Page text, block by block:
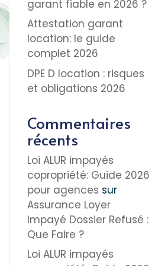
garant fiable en 2026 ?
Attestation garant
location: le guide
complet 2026
DPE D location : risques
et obligations 2026
Commentaires
récents
Loi ALUR impayés
copropriété: Guide 2026
pour agences sur
Assurance Loyer
Impayé Dossier Refusé :
Que Faire ?
Loi ALUR impayés